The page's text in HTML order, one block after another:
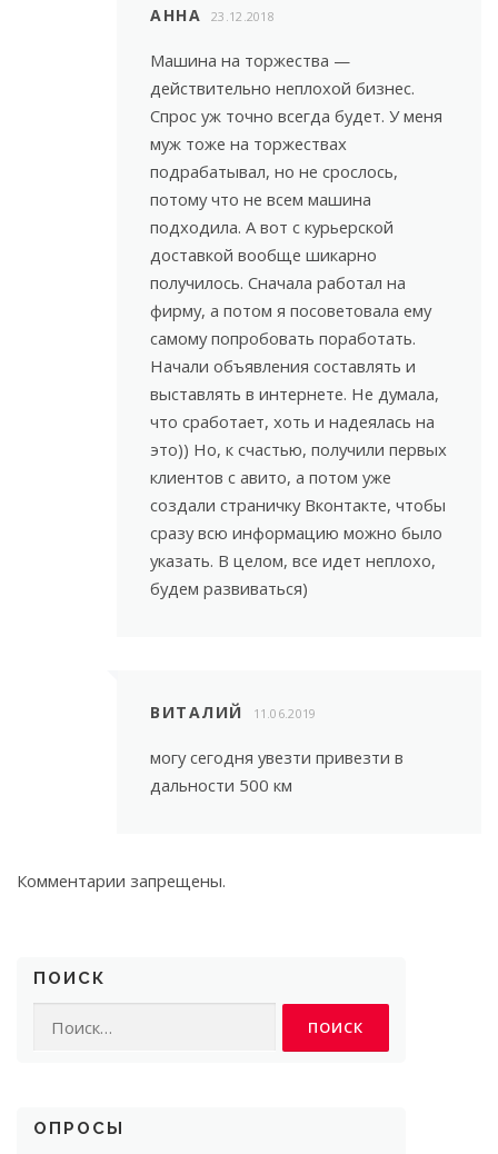
АННА 23.12.2018
Машина на торжества —
действительно неплохой бизнес.
Спрос уж точно всегда будет. У меня
муж тоже на торжествах
подрабатывал, но не срослось,
потому что не всем машина
подходила. А вот с курьерской
доставкой вообще шикарно
получилось. Сначала работал на
фирму, а потом я посоветовала ему
самому попробовать поработать.
Начали объявления составлять и
выставлять в интернете. Не думала,
что сработает, хоть и надеялась на
это)) Но, к счастью, получили первых
клиентов с авито, а потом уже
создали страничку Вконтакте, чтобы
сразу всю информацию можно было
указать. В целом, все идет неплохо,
будем развиваться)
ВИТАЛИЙ 11.06.2019
могу сегодня увезти привезти в
дальности 500 км
Комментарии запрещены.
ПОИСК
ОПРОСЫ